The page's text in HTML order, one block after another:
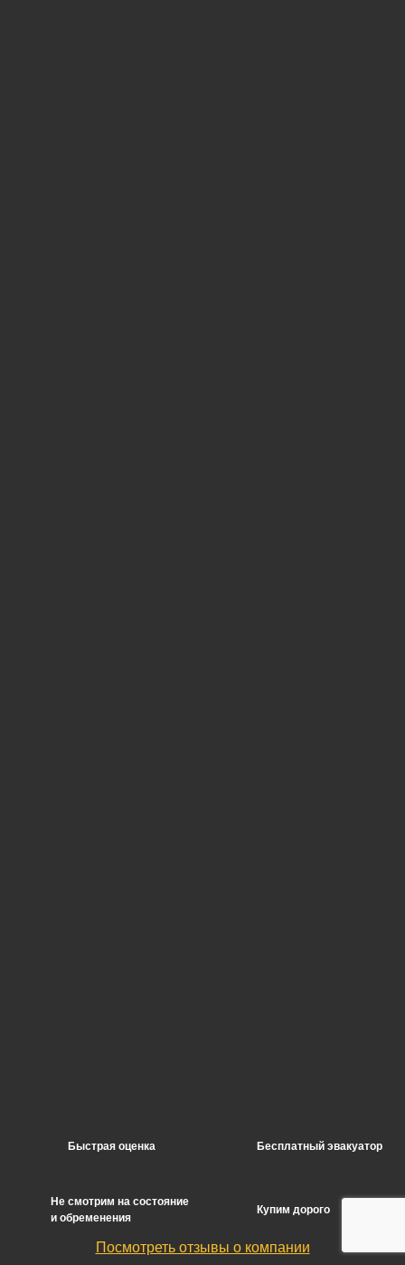
Быстрая оценка Бесплатный эвакуатор
Не смотрим на состояние
и обременения
Купим дорого
Посмотреть отзывы о компании